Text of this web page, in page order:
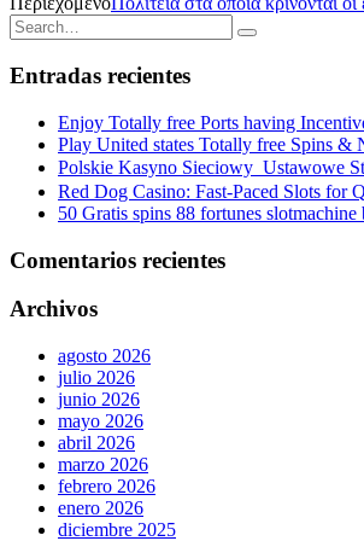
Entradas recientes
Enjoy Totally free Ports having
Play United states Totally free Spins &
Polskie Kasyno Sieciowy ️ Ustawowe
Red Dog Casino: Fast‑Paced Slots for
50 Gratis spins 88 fortunes
Comentarios recientes
Archivos
agosto 2026
julio 2026
junio 2026
mayo 2026
abril 2026
marzo 2026
febrero 2026
enero 2026
diciembre 2025